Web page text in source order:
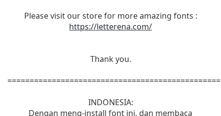
Please visit our store for more amazing fonts :
https://letterena.com/
Thank you.
INDONESIA:
Dengan meng-install font ini, dan membaca